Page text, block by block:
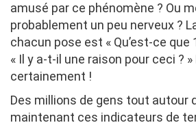
amusé par ce phénomène ? Ou
probablement un peu nerveux ?
chacun pose est « Qu’est-ce que
« Il y a-t-il une raison pour ceci ? »
certainement !
Des millions de gens tout autour
maintenant ces indicateurs de